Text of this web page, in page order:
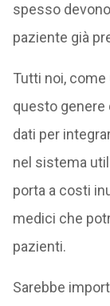
spesso
paziente già
Tutti noi,
questo genere
dati per
nel sistema
porta a costi
medici che
pazienti.
Sarebbe